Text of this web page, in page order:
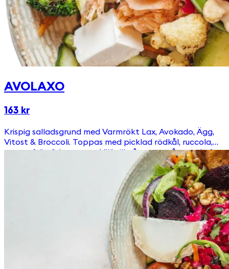
AVOLAXO
163 kr
Krispig salladsgrund med Varmrökt Lax, Avokado, Ägg,
Vitost & Broccoli. Toppas med picklad rödkål, ruccola,
pumpafrön & krutonger Välj till någon av våra goda &